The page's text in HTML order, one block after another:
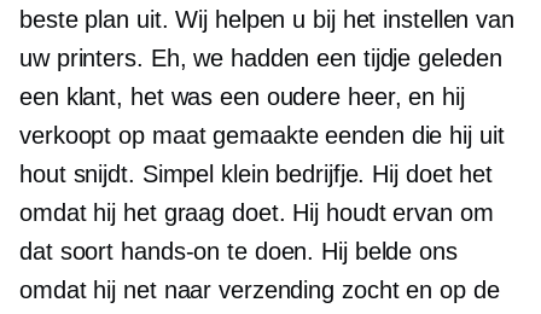
beste plan uit. Wij helpen u bij het instellen van
uw printers. Eh, we hadden een tijdje geleden
een klant, het was een oudere heer, en hij
verkoopt op maat gemaakte eenden die hij uit
hout snijdt. Simpel klein bedrijfje. Hij doet het
omdat hij het graag doet. Hij houdt ervan om
dat soort hands-on te doen. Hij belde ons
omdat hij net naar verzending zocht en op de